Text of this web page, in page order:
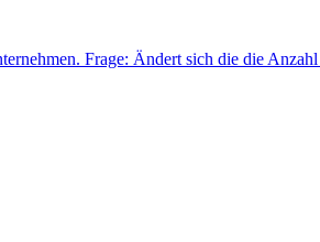
Frage: Ändert sich die die